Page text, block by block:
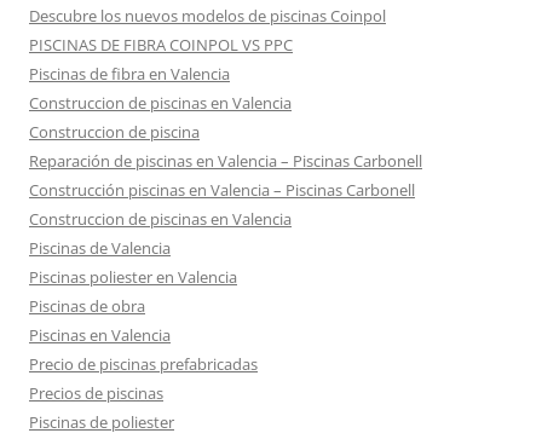
Descubre los nuevos modelos de piscinas Coinpol
PISCINAS DE FIBRA COINPOL VS PPC
Piscinas de fibra en Valencia
Construccion de piscinas en Valencia
Construccion de piscina
Reparación de piscinas en Valencia – Piscinas Carbonell
Construcción piscinas en Valencia – Piscinas Carbonell
Construccion de piscinas en Valencia
Piscinas de Valencia
Piscinas poliester en Valencia
Piscinas de obra
Piscinas en Valencia
Precio de piscinas prefabricadas
Precios de piscinas
Piscinas de poliester